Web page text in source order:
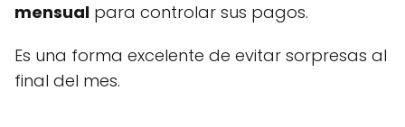
mensual para controlar sus pagos.
Es una forma excelente de evitar sorpresas al
final del mes.